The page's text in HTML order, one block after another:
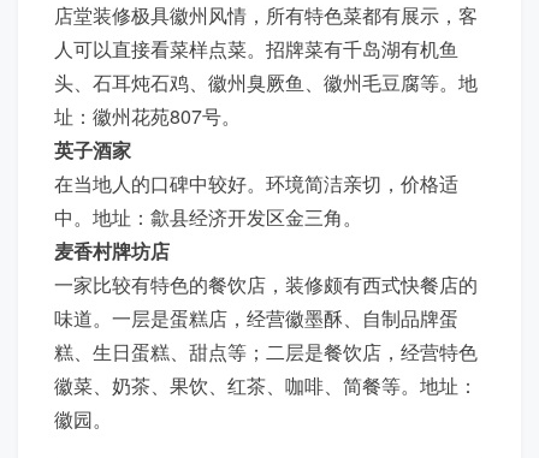
店堂装修极具徽州风情，所有特色菜都有展示，客
人可以直接看菜样点菜。招牌菜有千岛湖有机鱼
头、石耳炖石鸡、徽州臭厥鱼、徽州毛豆腐等。地
址：徽州花苑807号。
英子酒家
在当地人的口碑中较好。环境简洁亲切，价格适
中。地址：歙县经济开发区金三角。
麦香村牌坊店
一家比较有特色的餐饮店，装修颇有西式快餐店的
味道。一层是蛋糕店，经营徽墨酥、自制品牌蛋
糕、生日蛋糕、甜点等；二层是餐饮店，经营特色
徽菜、奶茶、果饮、红茶、咖啡、简餐等。地址：
徽园。